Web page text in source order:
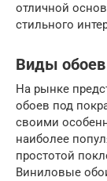
отличной
стильного
Виды обоев
На рынке
обоев под
своими
наиболее
простотой
Виниловые